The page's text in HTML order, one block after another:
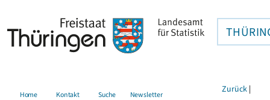
Home Kontakt Suche Newsletter Zurück |